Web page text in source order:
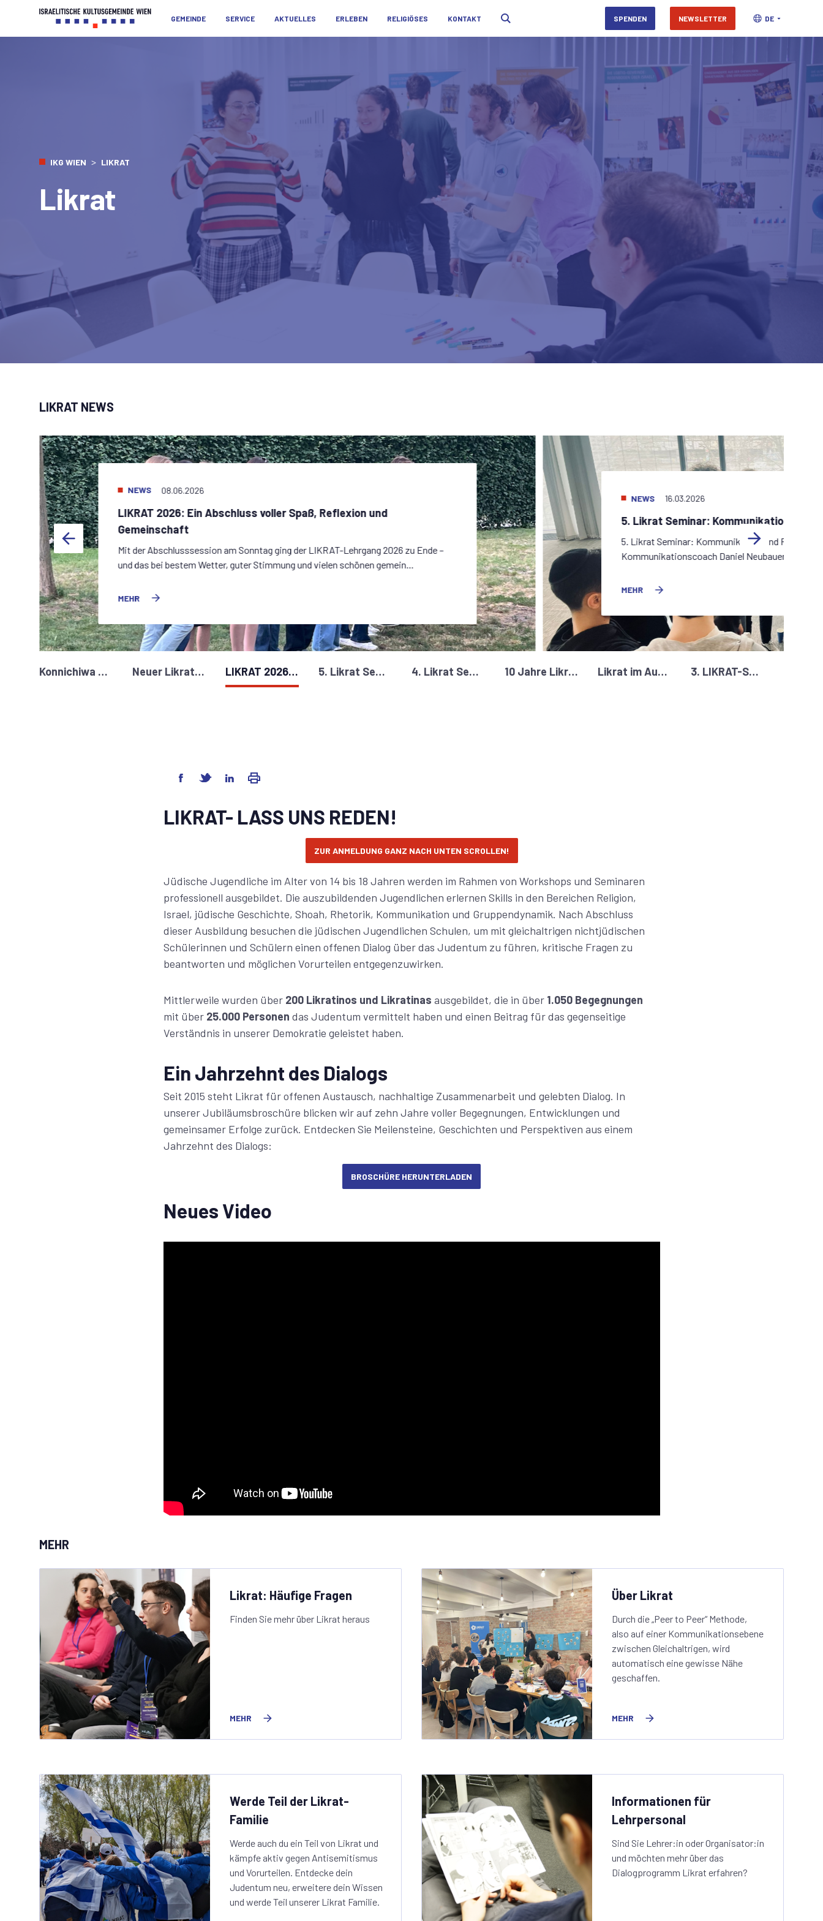
GEMEINDE SERVICE AKTUELLES ERLEBEN RELIGIÖSES KONTAKT SPENDEN NEWSLETTER DE
IKG WIEN > LIKRAT
Likrat
LIKRAT NEWS
NEWS 08.06.2026
LIKRAT 2026: Ein Abschluss voller Spaß, Reflexion und
Gemeinschaft
Mit der Abschlusssession am Sonntag ging der LIKRAT-Lehrgang 2026 zu Ende –
und das bei bestem Wetter, guter Stimmung und vielen schönen gemein...
MEHR
NEWS 16.03.2026
5. Likrat Seminar: Kommunikation und
5. Likrat Seminar: Kommunikation und Rhetorik,
Kommunikationscoach Daniel Neubauer
MEHR
Konnichiwa LIKRAT! – Begegnung mit Schülerinnen und Schülern aus Tokio Neuer Likrat Lehrgang 2027 LIKRAT 2026: Ein Abschluss voller Spaß, Reflexion und Gemeinschaft 5. Likrat Seminar: Kommunikation und Rhetorik 4. Likrat Seminar des Jahrgangs 2026 10 Jahre Likrat – 10 Jahre Dialog und Begegnung Likrat im Austausch mit dem Vorsitzenden von Yad Vashem 3. LIKRAT-Seminar des Jahrgangs 2026
LIKRAT- LASS UNS REDEN!
ZUR ANMELDUNG GANZ NACH UNTEN SCROLLEN!
Jüdische Jugendliche im Alter von 14 bis 18 Jahren werden im Rahmen von Workshops und Seminaren
professionell ausgebildet. Die auszubildenden Jugendlichen erlernen Skills in den Bereichen Religion,
Israel, jüdische Geschichte, Shoah, Rhetorik, Kommunikation und Gruppendynamik. Nach Abschluss
dieser Ausbildung besuchen die jüdischen Jugendlichen Schulen, um mit gleichaltrigen nichtjüdischen
Schülerinnen und Schülern einen offenen Dialog über das Judentum zu führen, kritische Fragen zu
beantworten und möglichen Vorurteilen entgegenzuwirken.
Mittlerweile wurden über200 Likratinos und Likratinas ausgebildet, die in über1.050 Begegnungen
mit über 25.000 Personen das Judentum vermittelt haben und einen Beitrag für das gegenseitige
Verständnis in unserer Demokratie geleistet haben.
Ein Jahrzehnt des Dialogs
Seit 2015 steht Likrat für offenen Austausch, nachhaltige Zusammenarbeit und gelebten Dialog. In
unserer Jubiläumsbroschüre blicken wir auf zehn Jahre voller Begegnungen, Entwicklungen und
gemeinsamer Erfolge zurück. Entdecken Sie Meilensteine, Geschichten und Perspektiven aus einem
Jahrzehnt des Dialogs:
BROSCHÜRE HERUNTERLADEN
Neues Video
MEHR
Likrat: Häufige Fragen
Finden Sie mehr über Likrat heraus
MEHR
Über Likrat
Durch die „Peer to Peer“ Methode,
also auf einer Kommunikationsebene
zwischen Gleichaltrigen, wird
automatisch eine gewisse Nähe
geschaffen.
MEHR
Werde Teil der Likrat-
Familie
Werde auch du ein Teil von Likrat und
kämpfe aktiv gegen Antisemitismus
und Vorurteilen. Entdecke dein
Judentum neu, erweitere dein Wissen
und werde Teil unserer Likrat Familie.
Informationen für
Lehrpersonal
Sind Sie Lehrer:in oder Organisator:in
und möchten mehr über das
Dialogprogramm Likrat erfahren?